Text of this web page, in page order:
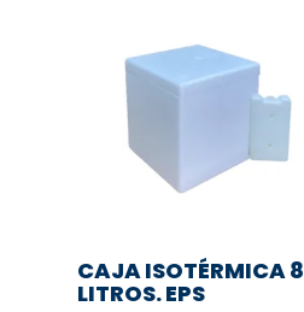
CAJA ISOTÉRMICA 8
LITROS. EPS